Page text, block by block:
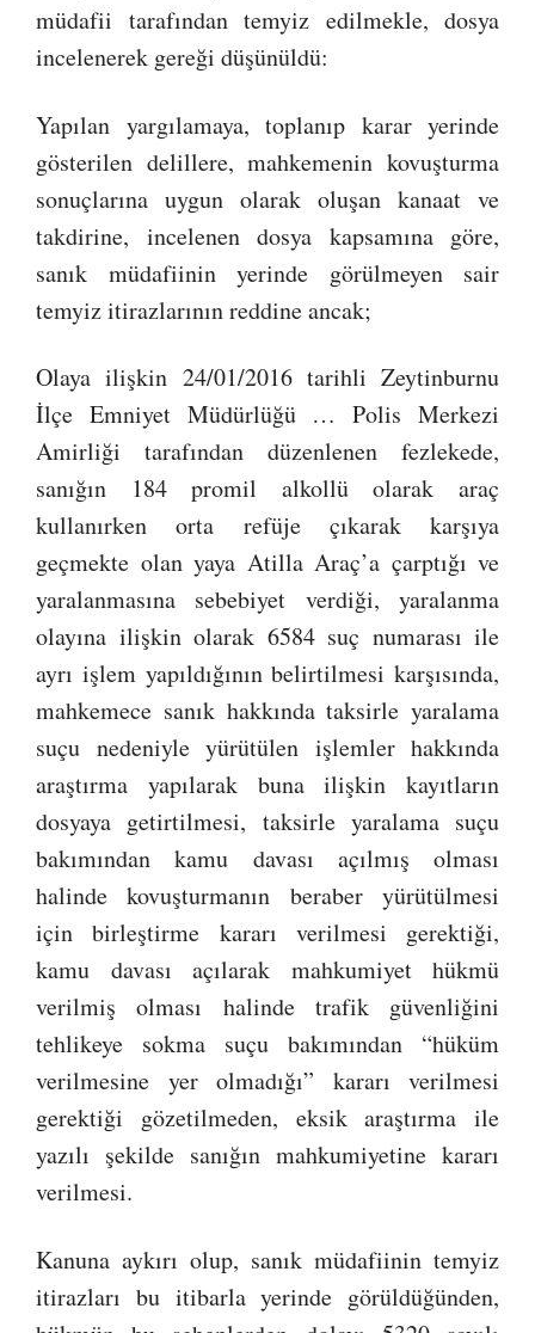
müdafii tarafından temyiz edilmekle, dosya
incelenerek gereği düşünüldü:
Yapılan yargılamaya, toplanıp karar yerinde
gösterilen delillere, mahkemenin kovuşturma
sonuçlarına uygun olarak oluşan kanaat ve
takdirine, incelenen dosya kapsamına göre,
sanık müdafiinin yerinde görülmeyen sair
temyiz itirazlarının reddine ancak;
Olaya ilişkin 24/01/2016 tarihli Zeytinburnu
İlçe Emniyet Müdürlüğü … Polis Merkezi
Amirliği tarafından düzenlenen fezlekede,
sanığın 184 promil alkollü olarak araç
kullanırken orta refüje çıkarak karşıya
geçmekte olan yaya Atilla Araç’a çarptığı ve
yaralanmasına sebebiyet verdiği, yaralanma
olayına ilişkin olarak 6584 suç numarası ile
ayrı işlem yapıldığının belirtilmesi karşısında,
mahkemece sanık hakkında taksirle yaralama
suçu nedeniyle yürütülen işlemler hakkında
araştırma yapılarak buna ilişkin kayıtların
dosyaya getirtilmesi, taksirle yaralama suçu
bakımından kamu davası açılmış olması
halinde kovuşturmanın beraber yürütülmesi
için birleştirme kararı verilmesi gerektiği,
kamu davası açılarak mahkumiyet hükmü
verilmiş olması halinde trafik güvenliğini
tehlikeye sokma suçu bakımından “hüküm
verilmesine yer olmadığı” kararı verilmesi
gerektiği gözetilmeden, eksik araştırma ile
yazılı şekilde sanığın mahkumiyetine kararı
verilmesi.
Kanuna aykırı olup, sanık müdafiinin temyiz
itirazları bu itibarla yerinde görüldüğünden,